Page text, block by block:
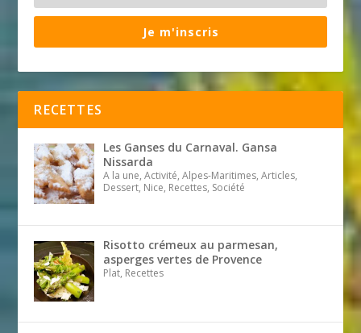
Je m'inscris
RECETTES
Les Ganses du Carnaval. Gansa
Nissarda
A la une, Activité, Alpes-Maritimes, Articles,
Dessert, Nice, Recettes, Société
Risotto crémeux au parmesan,
asperges vertes de Provence
Plat, Recettes